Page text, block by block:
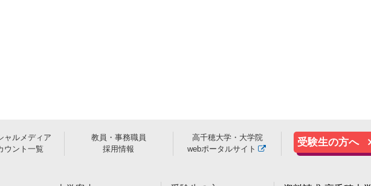
ャルメディア
ウント一覧
教員・事務職員
採用情報
高千穂大学・大学院
webポータルサイト
受験生の方へ